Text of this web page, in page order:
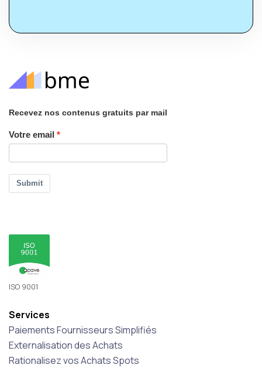
Recevez nos contenus gratuits par mail
Votre email
Submit
ISO 9001
Services
Paiements Fournisseurs Simplifiés
Externalisation des Achats
Rationalisez vos Achats Spots